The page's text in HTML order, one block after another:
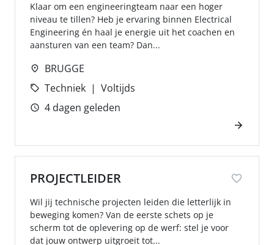
Klaar om een engineeringteam naar een hoger
niveau te tillen? Heb je ervaring binnen Electrical
Engineering én haal je energie uit het coachen en
aansturen van een team? Dan...
BRUGGE
Techniek
Voltijds
4 dagen geleden
PROJECTLEIDER
Wil jij technische projecten leiden die letterlijk in
beweging komen? Van de eerste schets op je
scherm tot de oplevering op de werf: stel je voor
dat jouw ontwerp uitgroeit tot...